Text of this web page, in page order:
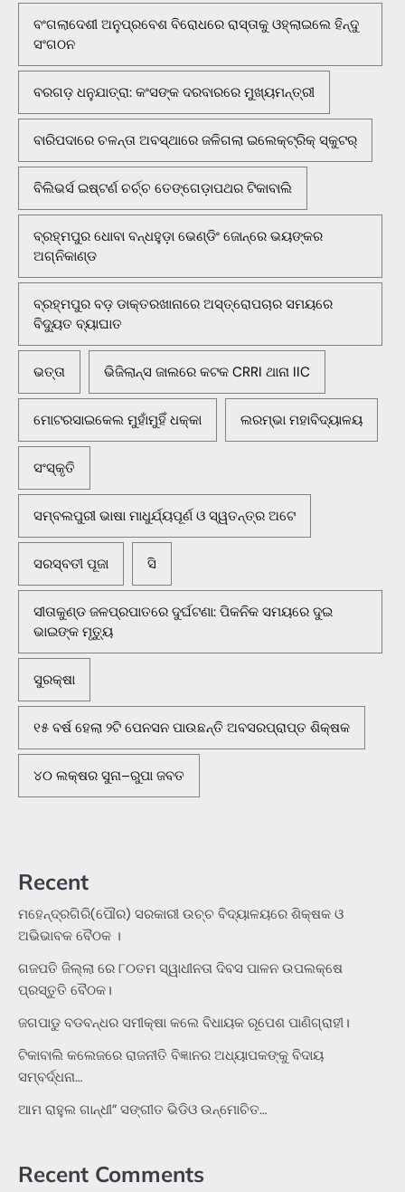
ବଂଗଲାଦେଶୀ ଅନୁପ୍ରବେଶ ବିରୋଧରେ ରାସ୍ତାକୁ ଓହ୍ଲାଇଲେ ହିନ୍ଦୁ
ସଂଗଠନ
ବରଗଡ଼ ଧନୁଯାତ୍ରା: କଂସଙ୍କ ଦରବାରରେ ମୁଖ୍ୟମନ୍ତ୍ରୀ
ବାରିପଦାରେ ଚଳନ୍ତା ଅବସ୍ଥାରେ ଜଳିଗଲା ଇଲେକ୍ଟ୍ରିକ୍ ସ୍କୁଟର୍
ବିଲିଭର୍ସ ଇଷ୍ଟର୍ଣ ଚର୍ଚ୍ଚ ତେଙ୍ଗେଡ଼ାପଥର ଟିକାବାଲି
ବ୍ରହ୍ମପୁର ଧୋବା ବନ୍ଧହୁଡ଼ା ଭେଣ୍ଡିଂ ଜୋନ୍‌ରେ ଭୟଙ୍କର
ଅଗ୍ନିକାଣ୍ଡ
ବ୍ରହ୍ମପୁର ବଡ଼ ଡାକ୍ତରଖାନାରେ ଅସ୍ତ୍ରୋପଚାର ସମୟରେ
ବିଦ୍ୟୁତ ବ୍ୟାଘାତ
ଭତ୍ତା ଭିଜିଲାନ୍ସ ଜାଲରେ କଟକ CRRI ଥାନା IIC
ମୋଟରସାଇକେଲ ମୁହାଁମୁହିଁ ଧକ୍କା ଲରମ୍ଭା ମହାବିଦ୍ୟାଳୟ
ସଂସ୍କୃତି
ସମ୍ବଲପୁରୀ ଭାଷା ମାଧୁର୍ଯ୍ୟପୂର୍ଣ ଓ ସ୍ୱତନ୍ତ୍ର ଅଟେ
ସରସ୍ବତୀ ପୂଜା ସି
ସୀତାକୁଣ୍ଡ ଜଳପ୍ରପାତରେ ଦୁର୍ଘଟଣା: ପିକନିକ ସମୟରେ ଦୁଇ
ଭାଇଙ୍କ ମୃତ୍ୟୁ
ସୁରକ୍ଷା
୧୫ ବର୍ଷ ହେଲା ୨ଟି ପେନସନ ପାଉଛନ୍ତି ଅବସରପ୍ରାପ୍ତ ଶିକ୍ଷକ
୪୦ ଲକ୍ଷର ସୁନା–ରୁପା ଜବତ
Recent
ମହେନ୍ଦ୍ରଗିରି(ପୌର) ସରକାରୀ ଉଚ୍ଚ ବିଦ୍ୟାଳୟରେ ଶିକ୍ଷକ ଓ
ଅଭିଭାବକ ବୈଠକ ।
ଗଜପତି ଜିଲ୍ଲା ରେ ୮୦ତମ ସ୍ୱାଧୀନତା ଦିବସ ପାଳନ ଉପଲକ୍ଷେ
ପ୍ରସ୍ତୁତି ବୈଠକ।
ଜଗପାଡୁ ବଡବନ୍ଧର ସମୀକ୍ଷା କଲେ ବିଧାୟକ ରୂପେଶ ପାଣିଗ୍ରାହୀ।
ଟିକାବାଲି କଲେଜରେ ରାଜନୀତି ବିଜ୍ଞାନର ଅଧ୍ୟାପକଙ୍କୁ ବିଦାୟ
ସମ୍ବର୍ଦ୍ଧନା…
ଆମ ରାହୁଲ ଗାନ୍ଧୀ” ସଙ୍ଗୀତ ଭିଡିଓ ଉନ୍ମୋଚିତ…
Recent Comments